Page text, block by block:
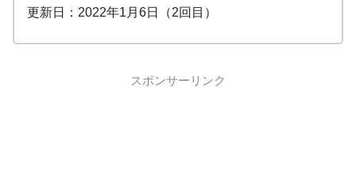
更新日：2022年1月6日（2回目）
スポンサーリンク